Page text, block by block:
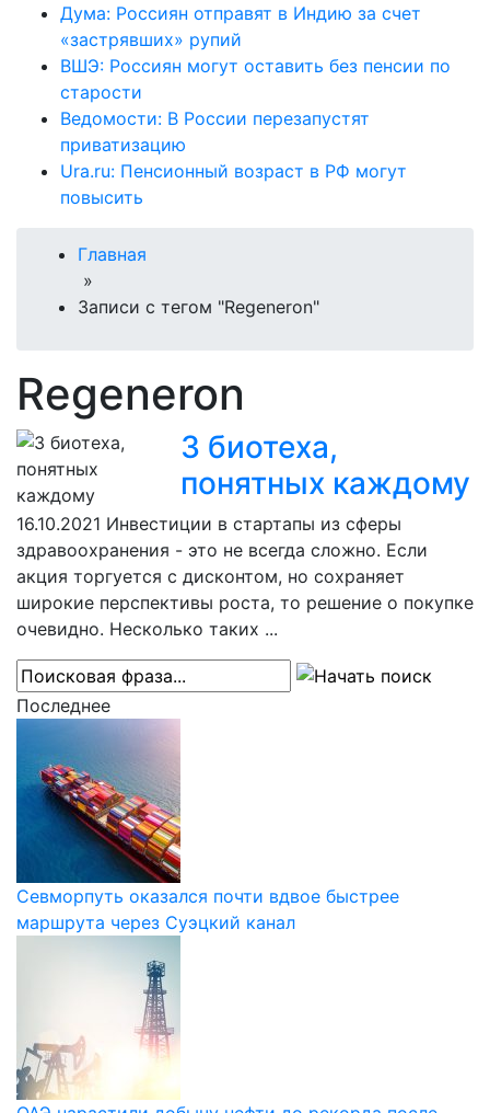
Дума: Россиян отправят в Индию за счет
«застрявших» рупий
ВШЭ: Россиян могут оставить без пенсии по
старости
Ведомости: В России перезапустят
приватизацию
Ura.ru: Пенсионный возраст в РФ могут
повысить
Главная
»
Записи с тегом "Regeneron"
Regeneron
3 биотеха,
понятных каждому
16.10.2021 Инвестиции в стартапы из сферы
здравоохранения - это не всегда сложно. Если
акция торгуется с дисконтом, но сохраняет
широкие перспективы роста, то решение о покупке
очевидно. Несколько таких ...
Последнее
Севморпуть оказался почти вдвое быстрее
маршрута через Суэцкий канал